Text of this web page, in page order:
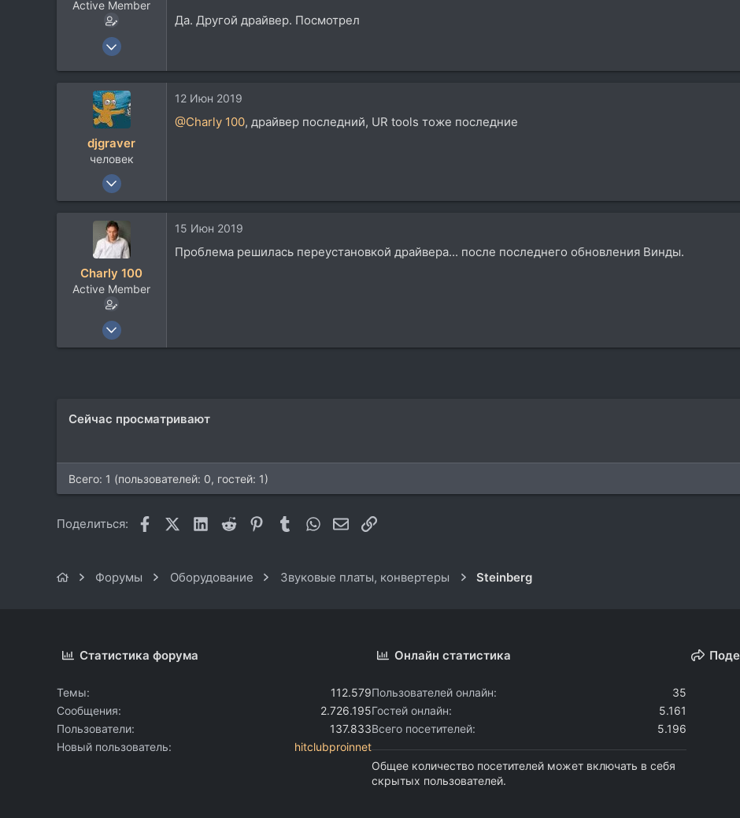
Active Member
11 Июл 2009
71
Да. Другой драйвер. Посмотрел
djgraver
человек
21 Июл 2008
1.330
12 Июн 2019
@Charly 100, драйвер последний, UR tools тоже последние
Charly 100
Active Member
11 Июл 2009
291
15 Июн 2019
Проблема решилась переустановкой драйвера... после последнего обновления Винды.
Сейчас просматривают
Всего: 1 (пользователей: 0, гостей: 1)
Поделиться: FacebookX (Twitter)
LinkedIn
Reddit Pinterest
TumblrWhatsAppЭлектронная почта
Ссылка
Форумы Оборудование Звуковые платы, конвертеры Steinberg
Статистика форума
Темы
112.579
Сообщения
2.726.195
Пользователи
137.833
Новый пользователь
hitclubproinnet
Онлайн статистика
Пользователей онлайн
35
Гостей онлайн
5.161
Всего посетителей
5.196
Общее количество посетителей может включать в себя
скрытых пользователей.